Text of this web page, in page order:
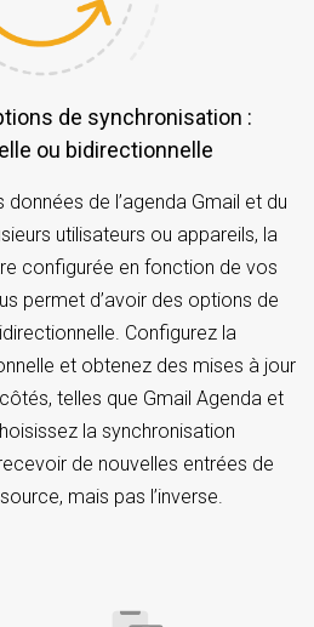
ou bidirectionnelle
de l’agenda Gmail et du
utilisateurs ou appareils, la
configurée en fonction de vos
permet d’avoir des options de
Configurez la
et obtenez des mises à jour
telles que Gmail Agenda et
la synchronisation
de nouvelles entrées de
mais pas l’inverse.